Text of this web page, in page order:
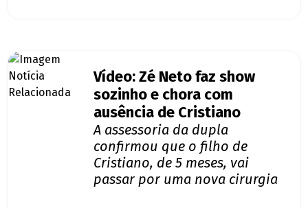
Vídeo: Zé Neto faz show
sozinho e chora com
ausência de Cristiano
A assessoria da dupla
confirmou que o filho de
Cristiano, de 5 meses, vai
passar por uma nova cirurgia